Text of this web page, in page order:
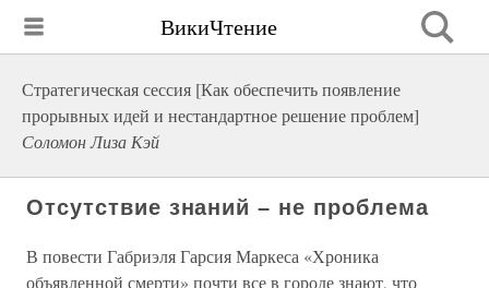
ВикиЧтение
Стратегическая сессия [Как обеспечить появление
прорывных идей и нестандартное решение проблем]
Соломон Лиза Кэй
Отсутствие знаний – не проблема
В повести Габриэля Гарсия Маркеса «Хроника
объявленной смерти» почти все в городе знают, что